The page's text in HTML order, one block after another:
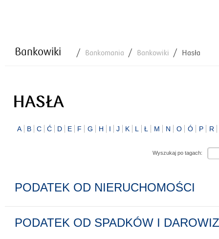
Bankowiki Bankomania Bankowiki Hasła
HASŁA
A B C Ć D E F G H I J K L Ł M N O Ó P R
Wyszukaj po tagach:
PODATEK OD NIERUCHOMOŚCI
PODATEK OD SPADKÓW I